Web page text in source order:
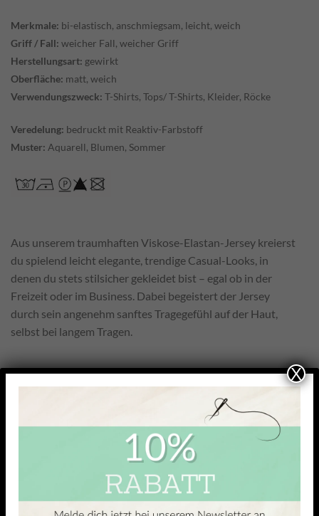
Merkmale: bi-elastisch, anschmiegsam, leicht, weich
Griff / Fall: weicher Fall, weicher Griff
Herstellungsart: gewirkt
Oberfläche: matt, weich
Verwendungszweck: T-Shirts, Tops/ T-Shirts, Kleider, Röcke
Veredelung: bedruckt mit Reaktiv-Farbstoff
Muster: Aquarell, Blumen, Sommer
Aus unserem traumhaften Viskose-Elastan-Jersey kreierst
du spielend leicht elegante, trendige Casual-Looks, in
denen du stets stilsicher gekleidet bist – egal ob in der
Freizeit oder im Business. Dabei begeistert der Jersey
durch sein angenehm sanftes Tragegefühl auf der Haut,
selbst bei langem Tragen.
Mit 93 % Viskoseanteil bietet er hohen Komfort und einen
besonders weichen, fließenden Fall. Das kühle Tragegefühl
macht ihn angenehm leicht auf der Haut, während die
glatte, leicht glänzende Oberfläche ideal für feine Oberteile
ist, die sich elegant an den Körper anschmiegen und
X